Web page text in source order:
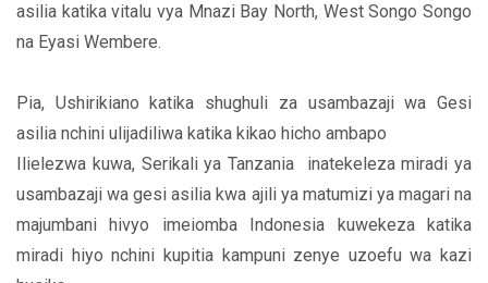
asilia katika vitalu vya Mnazi Bay North, West Songo Songo
na Eyasi Wembere.
Pia, Ushirikiano katika shughuli za usambazaji wa Gesi
asilia nchini ulijadiliwa katika kikao hicho ambapo
Ilielezwa kuwa, Serikali ya Tanzania inatekeleza miradi ya
usambazaji wa gesi asilia kwa ajili ya matumizi ya magari na
majumbani hivyo imeiomba Indonesia kuwekeza katika
miradi hiyo nchini kupitia kampuni zenye uzoefu wa kazi